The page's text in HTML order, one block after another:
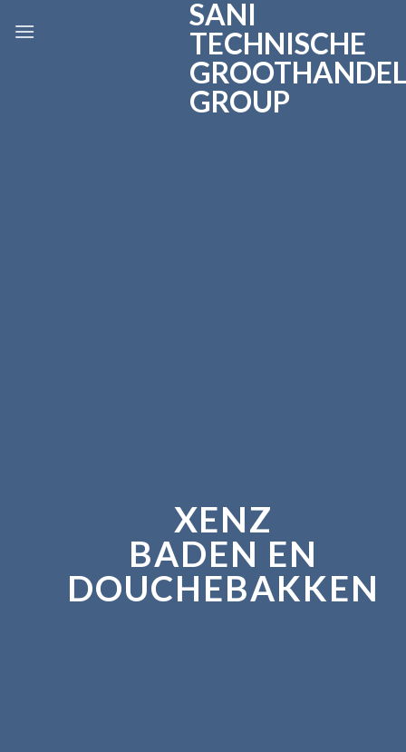
SANI
TECHNISCHE
GROOTHANDEL
GROUP
XENZ
BADEN EN
DOUCHEBAKKEN